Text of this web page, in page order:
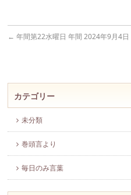
← 年間第22水曜日 年間 2024年9月4日
カテゴリー
未分類
巻頭言より
毎日のみ言葉